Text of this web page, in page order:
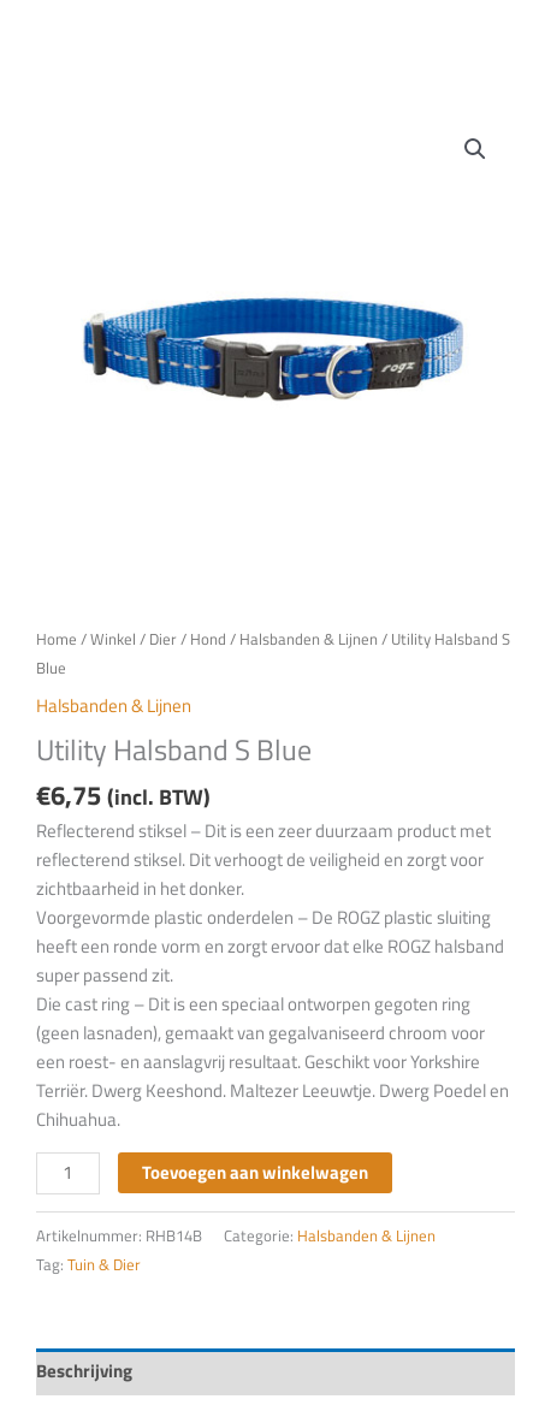
Home /Winkel / Dier / Hond / Halsbanden & Lijnen / Utility Halsband S
Blue
Halsbanden & Lijnen
Utility Halsband S Blue
€6,75(incl. BTW)
Reflecterend stiksel – Dit is een zeer duurzaam product met
reflecterend stiksel. Dit verhoogt de veiligheid en zorgt voor
zichtbaarheid in het donker.
Voorgevormde plastic onderdelen – De ROGZ plastic sluiting
heeft een ronde vorm en zorgt ervoor dat elke ROGZ halsband
super passend zit.
Die cast ring – Dit is een speciaal ontworpen gegoten ring
(geen lasnaden), gemaakt van gegalvaniseerd chroom voor
een roest- en aanslagvrij resultaat. Geschikt voor Yorkshire
Terriër. Dwerg Keeshond. Maltezer Leeuwtje. Dwerg Poedel en
Chihuahua.
Toevoegen aan winkelwagen
Artikelnummer: RHB14B Categorie: Halsbanden & Lijnen
Tag: Tuin & Dier
Beschrijving